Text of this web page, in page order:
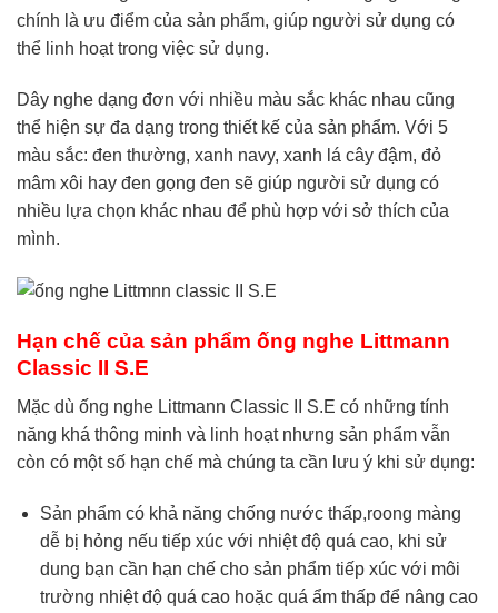
chính là ưu điểm của sản phẩm, giúp người sử dụng có
thể linh hoạt trong việc sử dụng.
Dây nghe dạng đơn với nhiều màu sắc khác nhau cũng
thể hiện sự đa dạng trong thiết kế của sản phẩm. Với 5
màu sắc: đen thường, xanh navy, xanh lá cây đậm, đỏ
mâm xôi hay đen gọng đen sẽ giúp người sử dụng có
nhiều lựa chọn khác nhau để phù hợp với sở thích của
mình.
Hạn chế của sản phẩm ống nghe Littmann
Classic II S.E
Mặc dù ống nghe Littmann Classic II S.E có những tính
năng khá thông minh và linh hoạt nhưng sản phẩm vẫn
còn có một số hạn chế mà chúng ta cần lưu ý khi sử dụng:
Sản phẩm có khả năng chống nước thấp,roong màng
dễ bị hỏng nếu tiếp xúc với nhiệt độ quá cao, khi sử
dung bạn cần hạn chế cho sản phẩm tiếp xúc với môi
trường nhiệt độ quá cao hoặc quá ẩm thấp để nâng cao